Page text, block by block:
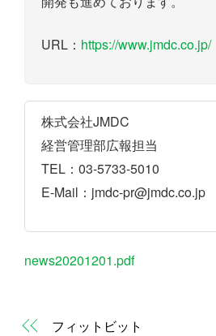
URL： https://www.jmdc.co.jp/
株式会社JMDC
経営管理部広報担当
TEL：03-5733-5010
E-Mail：jmdc-pr@jmdc.co.jp
news20201201.pdf
フィットビット